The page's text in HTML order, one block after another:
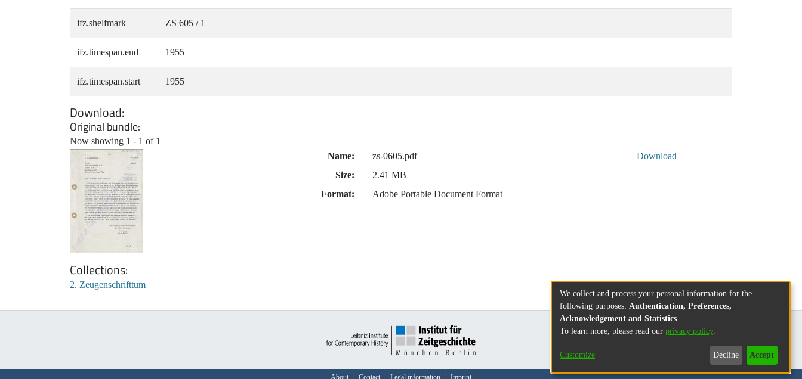
ifz.shelfmark ZS 605 / 1
ifz.timespan.end 1955
ifz.timespan.start 1955
Download
Original bundle
Now showing 1 - 1 of 1
Name:
zs-0605.pdf
Size:
2.41 MB
Format:
Adobe Portable Document Format
Download
Collections
2. Zeugenschrifttum
About Contact Legal information Imprint
We collect and process your personal information for the
following purposes: Authentication, Preferences,
Acknowledgement and Statistics
To learn more, please read our privacy policy.
Customize Decline Accept